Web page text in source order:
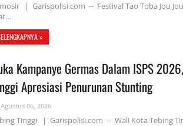
| Garispolisi.com -- Festival Tao Toba Jou
»
Kampanye Germas Dalam ISPS
Apresiasi Penurunan Stunting
Agustus 06, 2026
Tinggi | Garispolisi.com -- Wali Kota Tebing